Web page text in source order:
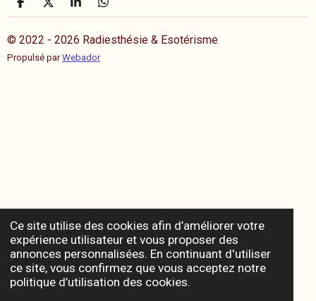
Ce site utilise des cookies afin d’améliorer votre
expérience utilisateur et vous proposer des
annonces personnalisées. En continuant d'utiliser
ce site, vous confirmez que vous acceptez notre
politique d’utilisation des cookies.
P
a
r
t
a
P
a
a
P
a
r
t
a
P
a
r
t
© 2022 - 2026 Radiesthésie & Esotérisme
Propulsé parWebador